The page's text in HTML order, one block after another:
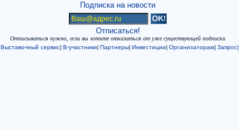
Подписка на новости
Отписаться!
Отписываться нужно, если вы хотите отказаться от уже существующей подписки
Выставочный сервис| В-участники| Партнеры| Инвестиции| Организаторам| Запрос|